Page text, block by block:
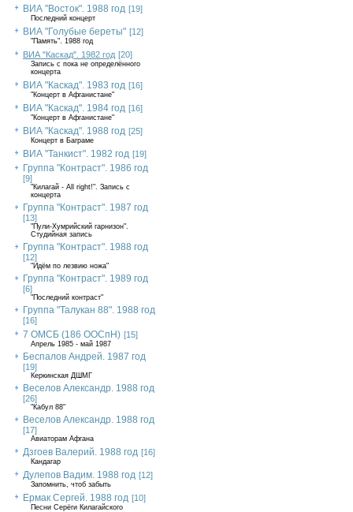
ВИА "Восток". 1988 год [19]
Последний концерт
ВИА "Голубые береты" [12]
"Память". 1988 год
ВИА "Каскад". 1982 год [20]
Запись с пока не определённого
концерта
ВИА "Каскад". 1983 год [16]
"Концерт в Афганистане"
ВИА "Каскад". 1984 год [16]
"Концерт в Афганистане"
ВИА "Каскад". 1988 год [25]
Концерт в Баграме
ВИА "Танкист". 1982 год [19]
Группа "Контраст". 1986 год
[9]
"Килагай - All right!". Запись с
концерта
Группа "Контраст". 1987 год
[13]
"Пули-Хумрийский гарнизон".
Студийная запись
Группа "Контраст". 1988 год
[12]
"Идём по лезвию ножа"
Группа "Контраст". 1989 год
[6]
"Последний контраст"
Группа "Талукан 88". 1988 год
[16]
7 ОМСБ (186 ООСпН) [15]
Апрель 1985 - май 1987
Беспалов Андрей. 1987 год
[19]
Керкинская ДШМГ
Веселов Александр. 1988 год
[26]
"Кабул 88"
Веселов Александр. 1988 год
[17]
Авиаторам Афгана
Дзгоев Валерий. 1988 год [16]
Кандагар
Дулепов Вадим. 1988 год [12]
Запомнить, чтоб забыть
Ермак Сергей. 1988 год [10]
Песни Серёги Килагайского